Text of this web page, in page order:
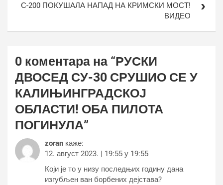
С-200 ПОКУШАЛА НАПАД НА КРИМСКИ МОСТ!
ВИДЕО
0 коментара на “РУСКИ
ДВОСЕД СУ-30 СРУШИО СЕ У
КАЛИЊИНГРАДСКОЈ
ОБЛАСТИ! ОБА ПИЛОТА
ПОГИНУЛА”
zoran каже:
12. август 2023. | 19:55 у 19:55
Који је то у низу последњих годину дана
изгубљен ван борбених дејстава?